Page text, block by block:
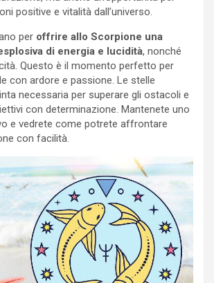
positive e vitalità dall’universo.
per offrire allo Scorpione una
di energia e lucidità, nonché
Questo è il momento perfetto per
con ardore e passione. Le stelle
necessaria per superare gli ostacoli e
con determinazione. Mantenete uno
e vedrete come potrete affrontare
con facilità.